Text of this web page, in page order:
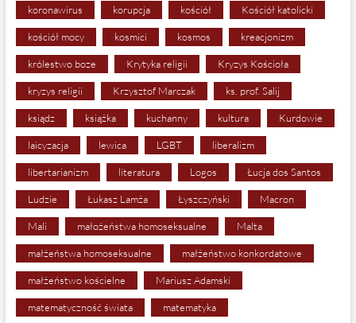
koronawirus korupcja kościół Kościół katolicki
kościół mocy kosmici kosmos kreacjonizm
królestwo boze Krytyka religii Kryzys Kościoła
kryzys religii Krzysztof Marczak ks. prof. Salij
ksiądz książka kuchanny kultura Kurdowie
laicyzacja lewica LGBT liberalizm
libertarianizm literatura Logos Łucja dos Santos
Ludzie Łukasz Lamża Łyszczyński Macron
Mali małożeństwa homoseksualne Malta
małżeństwa homoseksualne małżeństwo konkordatowe
małżeństwo kościelne Mariusz Adamski
matematyczność świata matematyka